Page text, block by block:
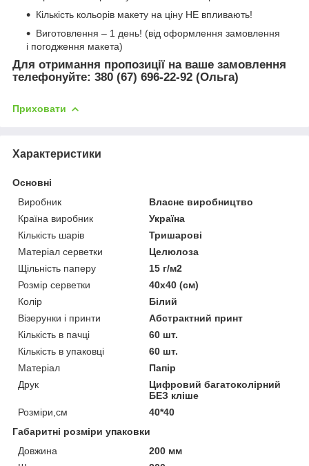
Кількість кольорів макету на ціну НЕ впливають!
Виготовлення – 1 день! (від оформлення замовлення
і погодження макета)
Для отримання пропозиції на ваше замовлення
телефонуйте: 380 (67) 696-22-92 (Ольга)
Приховати
Характеристики
Основні
Виробник
Власне виробництво
Країна виробник
Україна
Кількість шарів
Тришарові
Матеріал серветки
Целюлоза
Щільність паперу
15 г/м2
Розмір серветки
40х40 (см)
Колір
Білий
Візерунки і принти
Абстрактний принт
Кількість в пачці
60 шт.
Кількість в упаковці
60 шт.
Матеріал
Папір
Друк
Цифровий багатоколірний
БЕЗ кліше
Розміри,см
40*40
Габаритні розміри упаковки
Довжина
200 мм